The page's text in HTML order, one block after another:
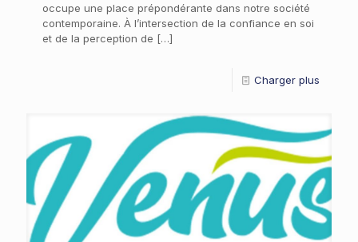
occupe une place prépondérante dans notre société
contemporaine. À l’intersection de la confiance en soi
et de la perception de […]
Charger plus